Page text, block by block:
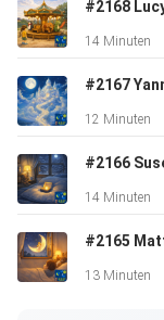
#2168
14 Minuten
#2167
12 Minuten
14 Minuten
13 Minuten